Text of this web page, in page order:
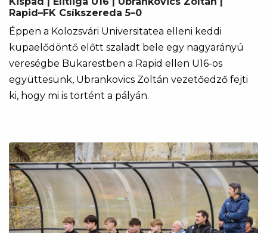
Rapid–FK Csíkszereda 5–0
Éppen a Kolozsvári Universitatea elleni keddi
kupaelődöntő előtt szaladt bele egy nagyarányú
vereségbe Bukarestben a Rapid ellen U16-os
együttesünk, Ubrankovics Zoltán vezetőedző fejti
ki, hogy mi is történt a pályán.